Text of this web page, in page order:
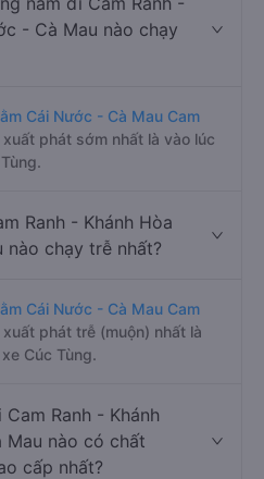
- Cà Mau nào chạy
Cái Nước - Cà Mau Cam
phát sớm nhất là vào lúc
Ranh - Khánh Hòa
chạy trễ nhất?
Cái Nước - Cà Mau Cam
phát trễ (muộn) nhất là
Cúc Tùng.
Ranh - Khánh
nào có chất
cấp nhất?